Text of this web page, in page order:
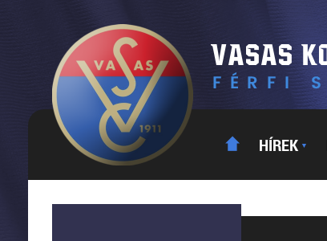
HÍREK ▼